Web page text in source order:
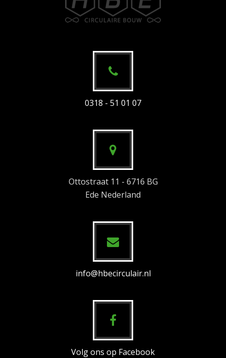
0318 - 51 01 07
Ottostraat 11 - 6716 BG
Ede Nederland
info@hbecirculair.nl
Volg ons op Facebook